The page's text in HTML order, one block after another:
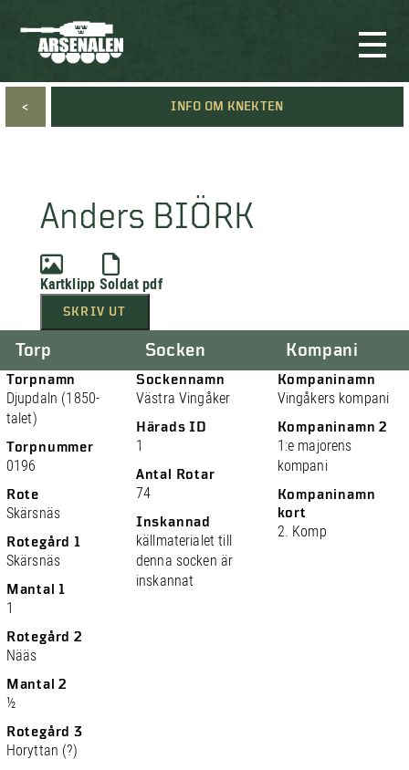
< INFO OM KNEKTEN
Anders BIÖRK
Kartklipp Soldat pdf
SKRIV UT
Torp
Torpnamn
Djupdaln (1850-
talet)
Torpnummer
0196
Rote
Skärsnäs
Rotegård 1
Skärsnäs
Mantal 1
1
Rotegård 2
Nääs
Mantal 2
½
Rotegård 3
Horyttan (?)
Socken
Sockennamn
Västra Vingåker
Härads ID
1
Antal Rotar
74
Inskannad
källmaterialet till
denna socken är
inskannat
Kompani
Kompaninamn
Vingåkers kompani
Kompaninamn 2
1:e majorens
kompani
Kompaninamn
kort
2. Komp